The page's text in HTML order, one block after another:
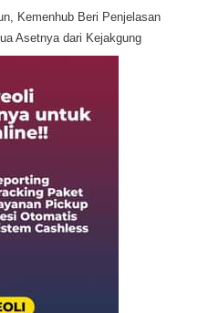
Kemenhub Beri Penjelasan
Asetnya dari Kejakgung